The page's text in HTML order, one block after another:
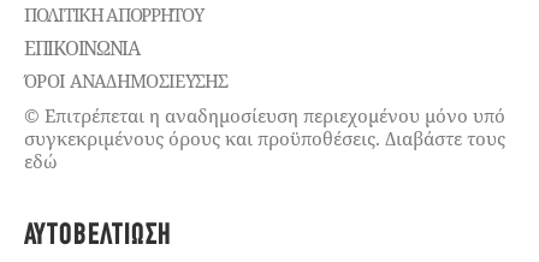
ΠΟΛΙΤΙΚΉ ΑΠΟΡΡΉΤΟΥ
ΕΠΙΚΟΙΝΩΝΊΑ
ΌΡΟΙ ΑΝΑΔΗΜΟΣΙΕΥΣΗΣ
© Επιτρέπεται η αναδημοσίευση περιεχομένου μόνο υπό
συγκεκριμένους όρους και προϋποθέσεις. Διαβάστε τους
εδώ
ΑΥΤΟΒΕΛΤΊΩΣΗ